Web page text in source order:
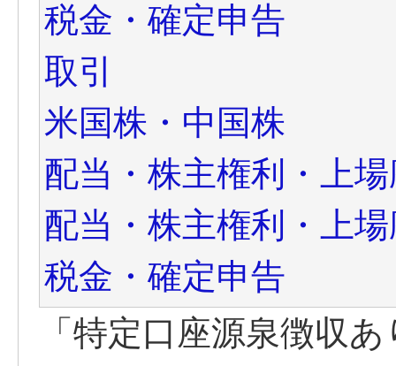
税金・確定申告
取引
米国株・中国株
配当・株主権利・上
配当・株主権利・上
税金・確定申告
「特定口座源泉徴収